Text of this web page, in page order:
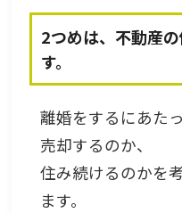
2つめは、不動産
す。
離婚をするにあた
売却するのか、
住み続けるのかを
ます。